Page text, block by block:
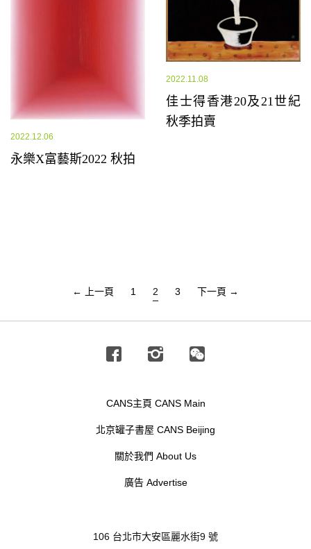
2022.12.06
永樂X富藝斯2022 秋拍
2022.11.08
佳士得香港20及21世紀
秋季拍賣
← 上一頁 1 2 3 下一頁 →
Facebook Instagram
廣告 Advertise
關於我們 About Us
CANS主頁 CANS Main
北京罐子書屋 CANS Beijing
106 台北市大安區麗水街9 號